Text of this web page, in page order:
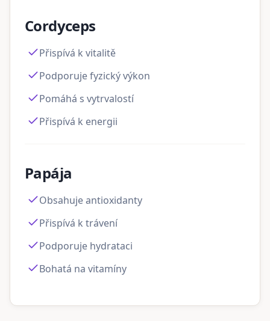
Cordyceps
Přispívá k vitalitě
Podporuje fyzický výkon
Pomáhá s vytrvalostí
Přispívá k energii
Papája
Obsahuje antioxidanty
Přispívá k trávení
Podporuje hydrataci
Bohatá na vitamíny